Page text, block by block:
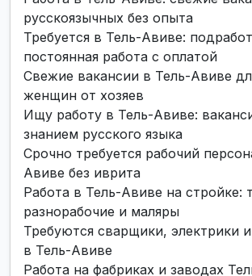
русскоязычных без опыта
Требуется в Тель-Авиве:
постоянная работа с оплатой
Свежие вакансии в Тель-Авиве
женщин от хозяев
Ищу работу в Тель-Авиве:
знанием русского языка
Срочно требуется рабочий
Авиве без иврита
Работа в Тель-Авиве на стройке:
разнорабочие и маляры
Требуются сварщики, электрики
в Тель-Авиве
Работа на фабриках и заводах